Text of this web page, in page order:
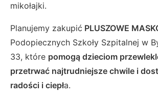
mikołajki.
Planujemy zakupić PLUSZOWE
Podopiecznych Szkoły Szpitalnej w
33, które pomogą dzieciom
przetrwać najtrudniejsze chwile i
radości i ciepła.